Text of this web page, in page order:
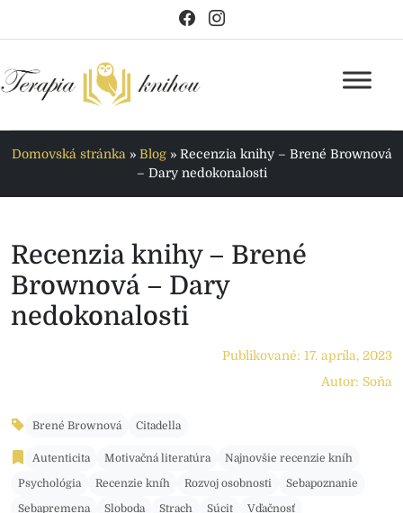
Domovská stránka » Blog» Recenzia knihy – Brené Brownová
– Dary nedokonalosti
Recenzia knihy – Brené
Brownová – Dary
nedokonalosti
Publikované: 17. apríla, 2023
Autor: Soňa
Brené Brownová Citadella
Autenticita Motivačná literatúra
Najnovšie recenzie kníh
Psychológia
Recenzie kníh Rozvoj osobnosti
Sebapoznanie
Sebapremena
Sloboda Strach Súcit Vďačnosť